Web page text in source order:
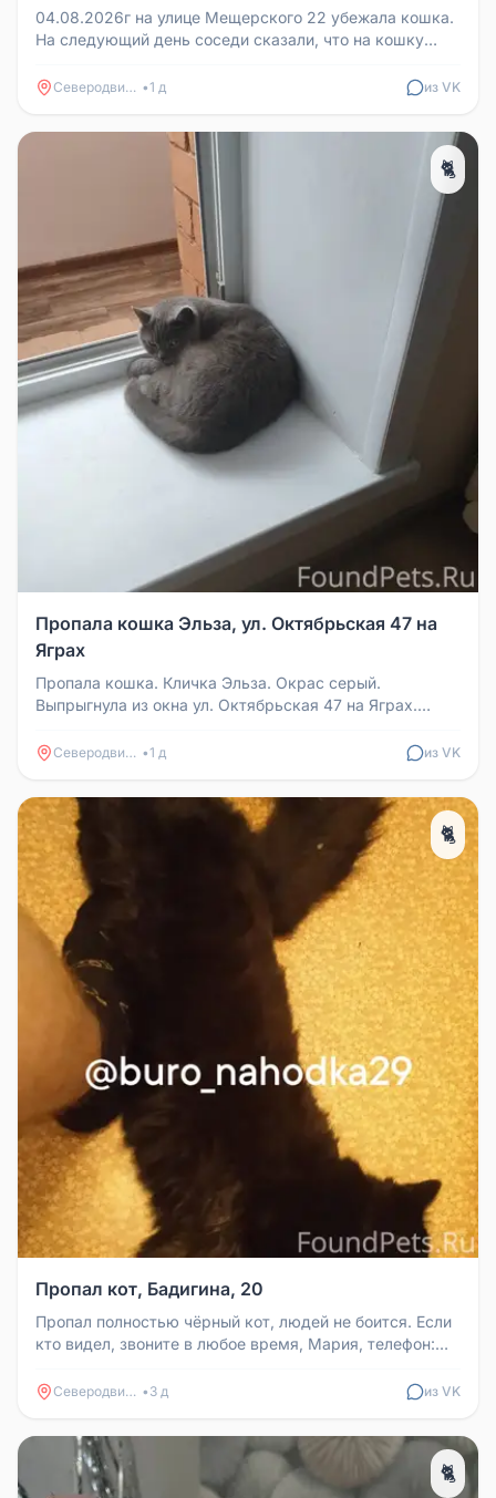
04.08.2026г на улице Мещерского 22 убежала кошка.
На следующий день соседи сказали, что на кошку
Северодвинск •1 д из VK
🐈
Пропала кошка Эльза, ул. Октябрьская 47 на
Яграх
Пропала кошка. Кличка Эльза. Окрас серый.
Выпрыгнула из окна ул. Октябрьская 47 на Яграх.
Северодвинск •1 д из VK
🐈
Пропал кот, Бадигина, 20
Пропал полностью чёрный кот, людей не боится. Если
кто видел, звоните в любое время, Мария, телефон:
Северодвинск • 3 д из VK
🐈